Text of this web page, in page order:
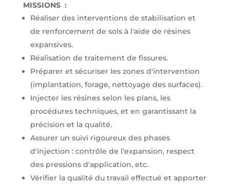
MISSIONS :
Réaliser des interventions de stabilisation et
de renforcement de sols à l'aide de résines
expansives.
Réalisation de traitement de fissures.
Préparer et sécuriser les zones d'intervention
(implantation, forage, nettoyage des surfaces).
Injecter les résines selon les plans, les
procédures techniques, et en garantissant la
précision et la qualité.
Assurer un suivi rigoureux des phases
d'injection : contrôle de l'expansion, respect
des pressions d'application, etc.
Vérifier la qualité du travail effectué et apporter